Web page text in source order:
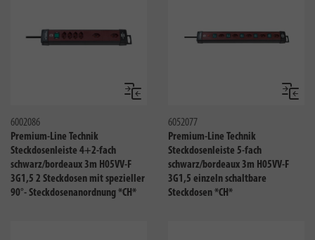
Vergleichen
6002086
Premium-Line Technik
Steckdosenleiste 4+2-fach
schwarz/bordeaux 3m H05VV-F
3G1,5 2 Steckdosen mit spezieller
90°- Steckdosenanordnung *CH*
6052077
Premium-Line Technik
Steckdosenleiste 5-fach
schwarz/bordeaux 3m H05VV-F
3G1,5 einzeln schaltbare
Steckdosen *CH*